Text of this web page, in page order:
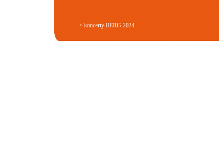
< koncerty BERG 2024